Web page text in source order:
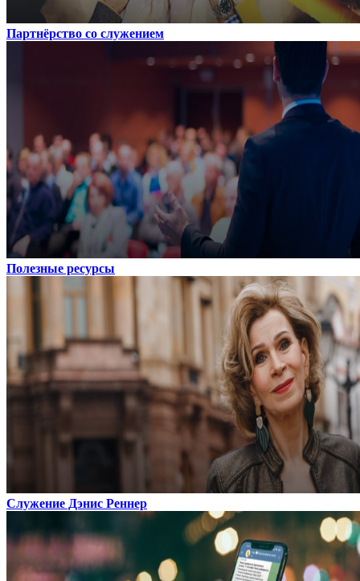
Партнёрство со служением
Полезные ресурсы
Служение Дэнис Реннер